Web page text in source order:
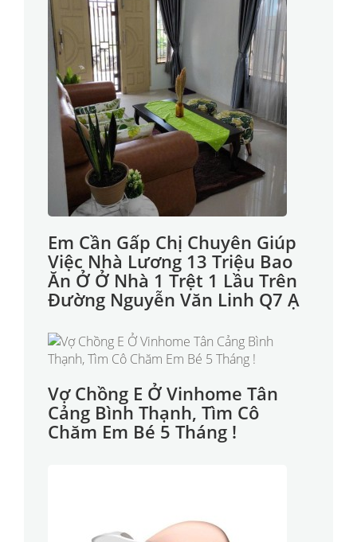
Em Cần Gấp Chị Chuyên Giúp
Việc Nhà Lương 13 Triệu Bao
Ăn Ở Ở Nhà 1 Trệt 1 Lầu Trên
Đường Nguyễn Văn Linh Q7 Ạ
Vợ Chồng E Ở Vinhome Tân
Cảng Bình Thạnh, Tìm Cô
Chăm Em Bé 5 Tháng !